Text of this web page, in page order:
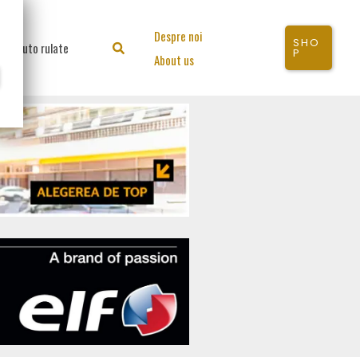
Auto rulate Search
Despre noi
About us
SHO
P